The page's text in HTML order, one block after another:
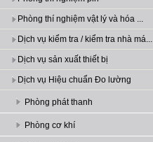
Phòng thí nghiệm vật lý và hóa ...
Dịch vụ kiểm tra / kiểm tra nhà má...
Dịch vụ sản xuất thiết bị
Dịch vụ Hiệu chuẩn Đo lường
Phòng phát thanh
Phòng cơ khí